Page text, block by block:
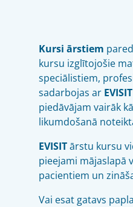
Kursi ārstiem
kursu izglītojošie
speciālistiem,
sadarbojas ar EVISIT
piedāvājam vairāk
likumdošanā
EVISITārstu kursu
pieejami mājaslapā
pacientiem un
Vai esat gatavs